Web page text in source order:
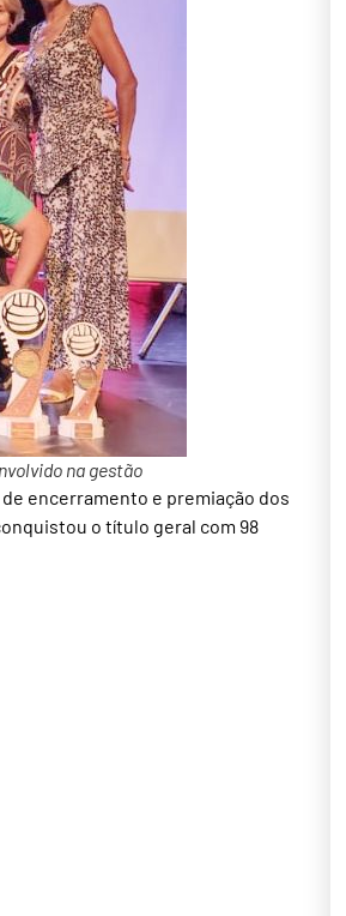
na gestão
encerramento e premiação dos
o título geral com 98